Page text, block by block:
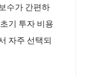
수가 간편하
기 투자 비용
자주 선택되